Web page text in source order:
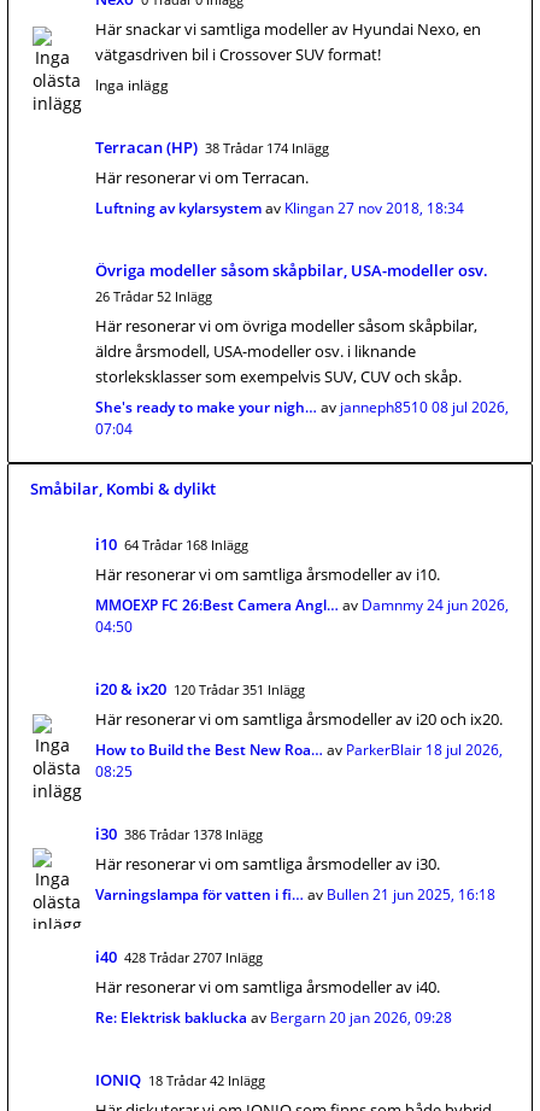
Här snackar vi samtliga modeller av Hyundai Nexo, en
vätgasdriven bil i Crossover SUV format!
Inga inlägg
Terracan (HP) 38 Trådar 174 Inlägg
Här resonerar vi om Terracan.
Luftning av kylarsystemav Klingan27 nov 2018, 18:34
Övriga modeller såsom skåpbilar, USA-modeller osv.
26 Trådar 52 Inlägg
Här resonerar vi om övriga modeller såsom skåpbilar,
äldre årsmodell, USA-modeller osv. i liknande
storleksklasser som exempelvis SUV, CUV och skåp.
She's ready to make your nigh… av janneph851008 jul 2026,
07:04
Småbilar, Kombi & dylikt
i10 64 Trådar 168 Inlägg
Här resonerar vi om samtliga årsmodeller av i10.
MMOEXP FC 26:Best Camera Angl… av Damnmy24 jun 2026,
04:50
i20 & ix20 120 Trådar 351 Inlägg
Här resonerar vi om samtliga årsmodeller av i20 och ix20.
How to Build the Best New Roa… av ParkerBlair 18 jul 2026,
08:25
i30 386 Trådar 1378 Inlägg
Här resonerar vi om samtliga årsmodeller av i30.
Varningslampa för vatten i fi… av Bullen21 jun 2025, 16:18
i40 428 Trådar 2707 Inlägg
Här resonerar vi om samtliga årsmodeller av i40.
Re: Elektrisk baklucka av Bergarn20 jan 2026, 09:28
IONIQ 18 Trådar 42 Inlägg